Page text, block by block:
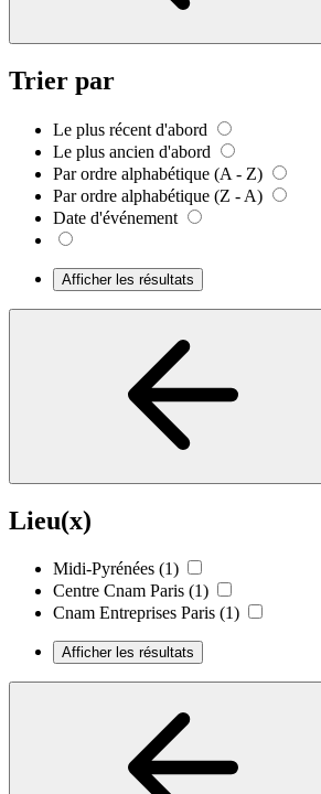
Trier par
Le plus récent d'abord
Le plus ancien d'abord
Par ordre alphabétique (A - Z)
Par ordre alphabétique (Z - A)
Date d'événement
Afficher les résultats
Lieu(x)
Midi-Pyrénées (1)
Centre Cnam Paris (1)
Cnam Entreprises Paris (1)
Afficher les résultats